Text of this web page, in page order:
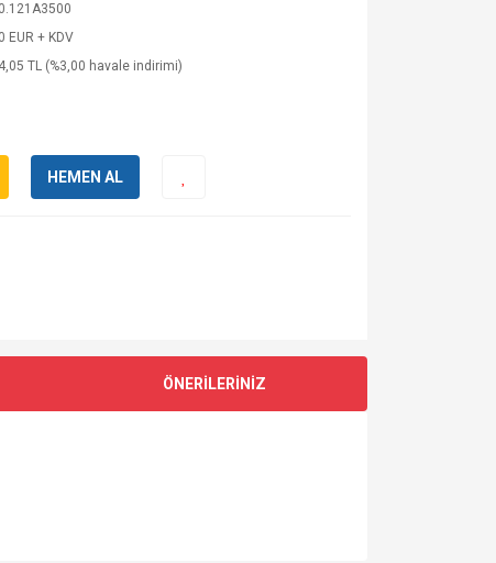
EUR + KDV
TL (%3,00 havale indirimi)
HEMEN AL
ÖNERİLERİNİZ